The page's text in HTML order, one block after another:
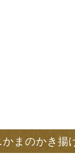
まのかき揚